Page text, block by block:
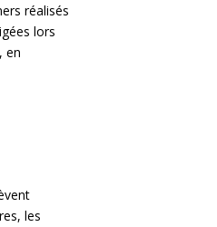
réalisés
lors
en
les